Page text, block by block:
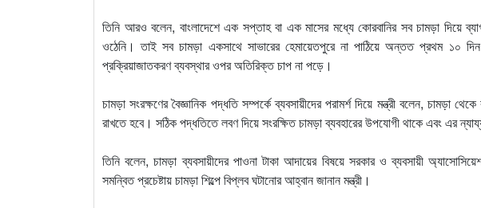
তিনি আরও বলেন, বাংলাদেশে এক সপ্তাহ বা এক মাসের মধ্যে কোরবানির সব চামড়া দিয়ে
ওঠেনি। তাই সব চামড়া একসাথে সাভারের হেমায়েতপুরে না পাঠিয়ে অন্তত প্রথম ১০
প্রক্রিয়াজাতকরণ ব্যবস্থার ওপর অতিরিক্ত চাপ না পড়ে।
চামড়া সংরক্ষণের বৈজ্ঞানিক পদ্ধতি সম্পর্কে ব্যবসায়ীদের পরামর্শ দিয়ে মন্ত্রী বলেন, চামড়া
রাখতে হবে। সঠিক পদ্ধতিতে লবণ দিয়ে সংরক্ষিত চামড়া ব্যবহারের উপযোগী থাকে এবং এর
তিনি বলেন, চামড়া ব্যবসায়ীদের পাওনা টাকা আদায়ের বিষয়ে সরকার ও ব্যবসায়ী
সমন্বিত প্রচেষ্টায় চামড়া শিল্পে বিপ্লব ঘটানোর আহ্বান জানান মন্ত্রী।